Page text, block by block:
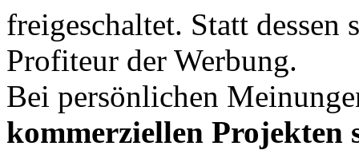
freigeschaltet. Statt dessen
Profiteur der Werbung.
Bei persönlichen
kommerziellen Projekten